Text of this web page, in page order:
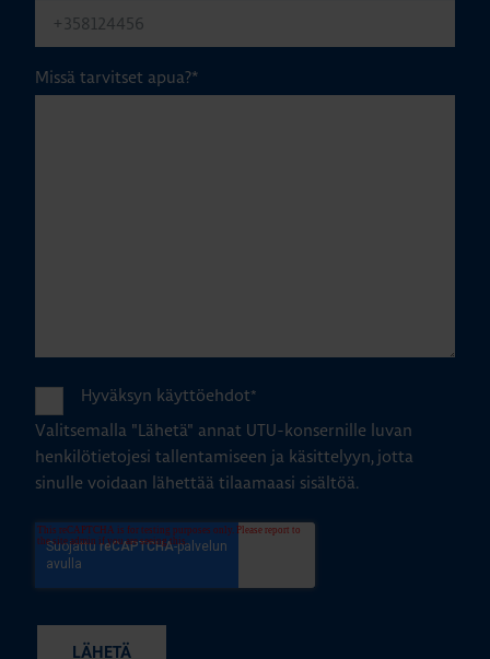
Missä tarvitset apua?*
Hyväksyn käyttöehdot*
Valitsemalla "Lähetä" annat UTU-konsernille luvan
henkilötietojesi tallentamiseen ja käsittelyyn, jotta
sinulle voidaan lähettää tilaamaasi sisältöä.